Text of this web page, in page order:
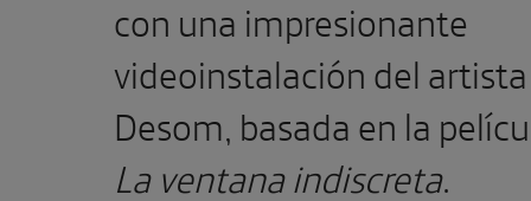
con una impresionante
videoinstalación del
Desom, basada en la
La ventana indiscreta.